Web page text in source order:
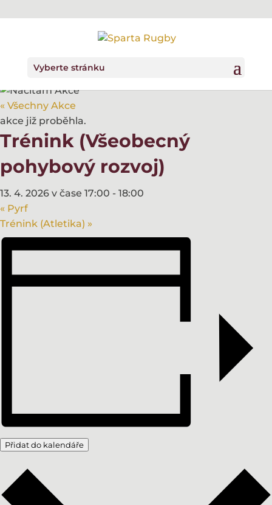
Vyberte stránku
« Všechny Akce
akce již proběhla.
Trénink (Všeobecný
pohybový rozvoj)
13. 4. 2026 v čase 17:00 - 18:00
« Pyrf
Trénink (Atletika) »
Přidat do kalendáře